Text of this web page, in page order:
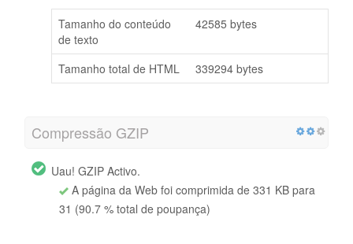
Tamanho do conteúdo
de texto
42585 bytes
Tamanho total de HTML 339294 bytes
Compressão GZIP
Uau! GZIP Activo.
A página da Web foi comprimida de 331 KB para
31 (90.7 % total de poupança)